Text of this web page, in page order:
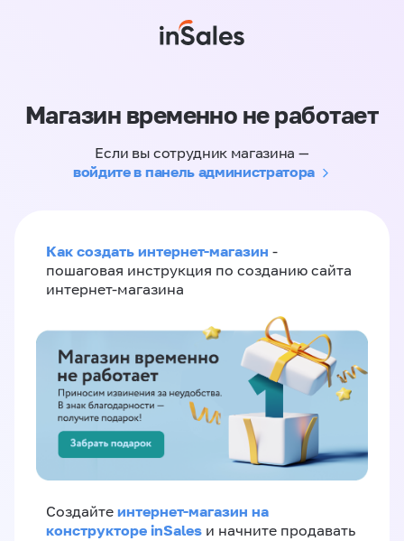
Магазин временно не работает
Если вы сотрудник магазина —
войдите в панель администратора
Как создать интернет-магазин -
пошаговая инструкция по созданию сайта
интернет-магазина
Создайте интернет-магазин на
конструкторе inSales и начните продавать